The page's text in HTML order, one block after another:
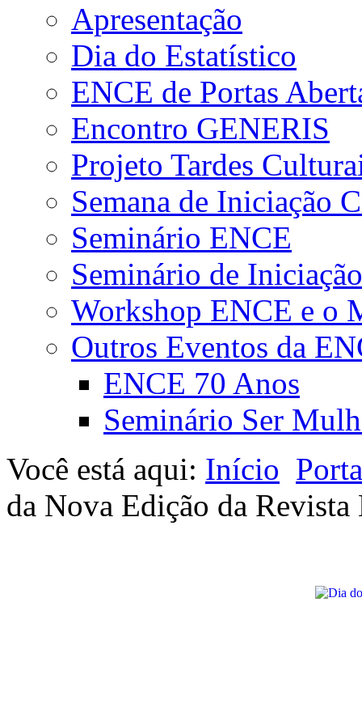
Apresentação
Dia do Estatístico
ENCE de Portas
Encontro GENERIS
Projeto Tardes
Semana de Iniciação
Seminário ENCE
Seminário de
Workshop ENCE e o
Outros Eventos da
ENCE 70 Anos
Seminário Ser
Você está aqui: Início
da Nova Edição da